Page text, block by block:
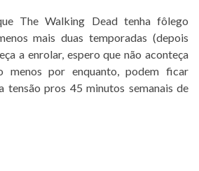
The Walking Dead tenha fôlego
mais duas temporadas (depois
a enrolar, espero que não aconteça
menos por enquanto, podem ficar
tensão pros 45 minutos semanais de